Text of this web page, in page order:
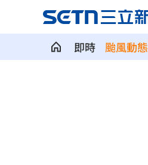
即時 颱風動態